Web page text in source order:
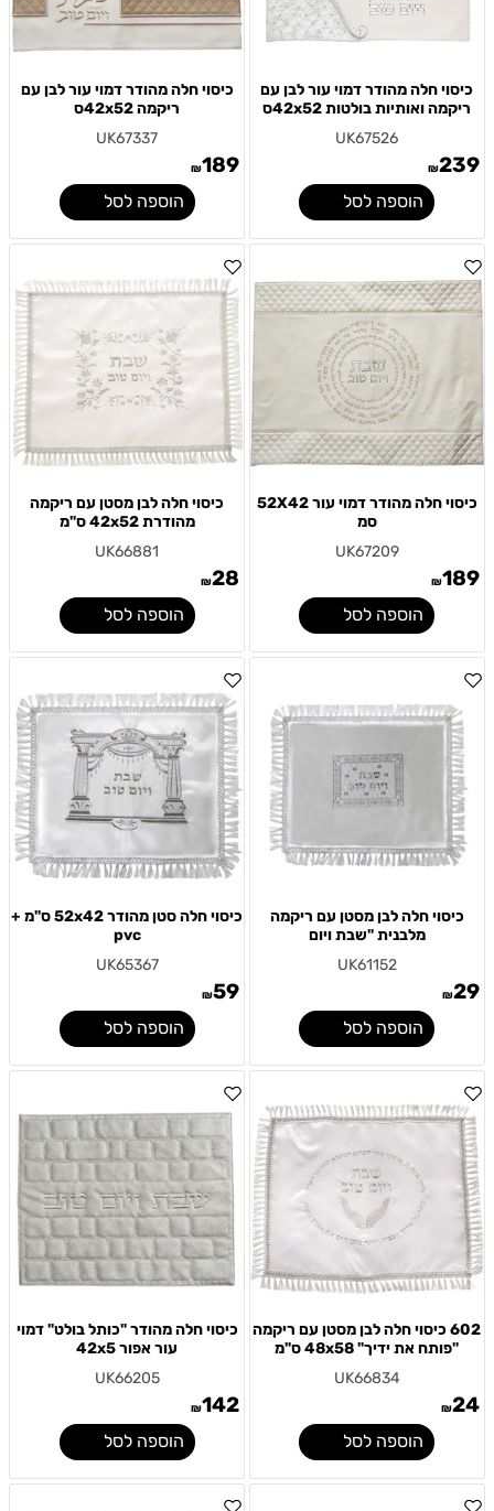
כיסוי חלה מהודר דמוי עור לבן עם
ריקמה ואותיות בולטות 42x52ס
UK67526
₪239
הוספה לסל
כיסוי חלה מהודר דמוי עור לבן עם
ריקמה 42x52ס
UK67337
₪189
הוספה לסל
כיסוי חלה מהודר דמוי עור 52X42
סמ
UK67209
₪189
הוספה לסל
כיסוי חלה לבן מסטן עם ריקמה
מהודרת 42x52 ס"מ
UK66881
₪28
הוספה לסל
כיסוי חלה לבן מסטן עם ריקמה
מלבנית "שבת ויום
UK61152
₪29
הוספה לסל
כיסוי חלה סטן מהודר 52x42 ס"מ +
pvc
UK65367
₪59
הוספה לסל
602 כיסוי חלה לבן מסטן עם ריקמה
"פותח את ידיך" 48x58 ס"מ
UK66834
₪24
הוספה לסל
כיסוי חלה מהודר "כותל בולט" דמוי
עור אפור 42x5
UK66205
₪142
הוספה לסל